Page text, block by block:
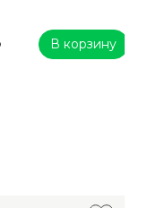
В корзину